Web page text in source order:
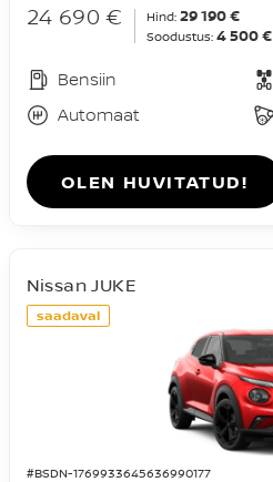
24 690 € Hind: 29 190 €
Soodustus: 4 500 €
Bensiin
Automaat
OLEN HUVITATUD!
saadaval
#BSDN-1769933645636990177
Nissan JUKE